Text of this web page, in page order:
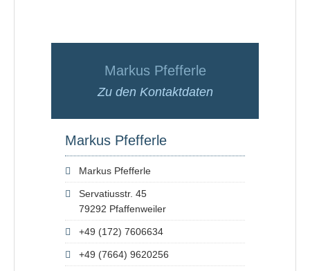
Markus Pfefferle
Zu den Kontaktdaten
Markus Pfefferle
Markus Pfefferle
Servatiusstr. 45
79292 Pfaffenweiler
+49 (172) 7606634
+49 (7664) 9620256